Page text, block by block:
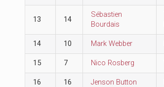
13 14
Sébastien
Bourdais
14 10 Mark Webber
15 7 Nico Rosberg
16 16 Jenson Button